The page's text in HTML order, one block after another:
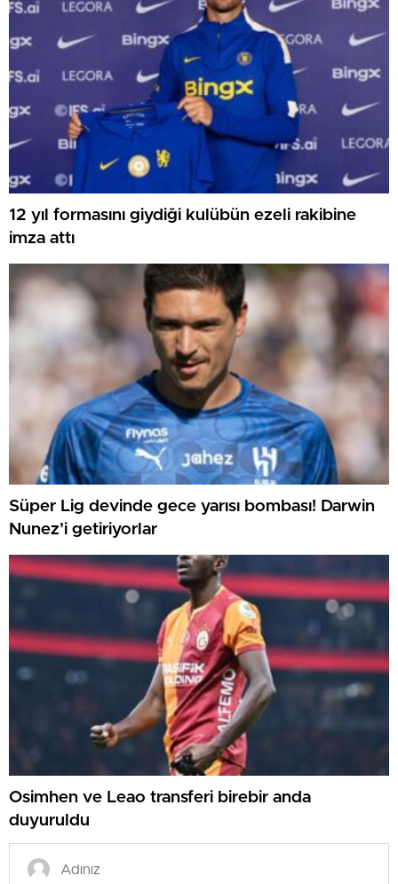
12 yıl formasını giydiği kulübün ezeli rakibine
imza attı
Süper Lig devinde gece yarısı bombası! Darwin
Nunez’i getiriyorlar
Osimhen ve Leao transferi birebir anda
duyuruldu